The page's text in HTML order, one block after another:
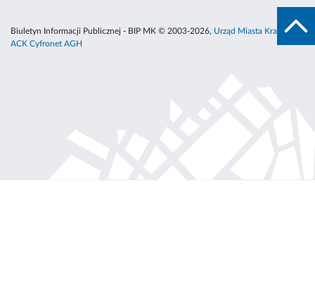
Biuletyn Informacji Publicznej - BIP MK © 2003-2026, Urząd Miasta Krakowa
ACK Cyfronet AGH